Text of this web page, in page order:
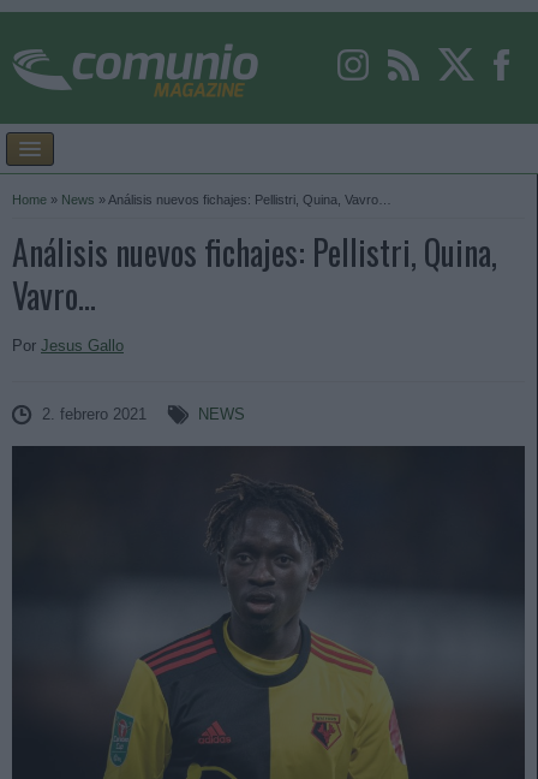
Home » News » Análisis nuevos fichajes: Pellistri, Quina, Vavro…
Análisis nuevos fichajes: Pellistri, Quina,
Vavro…
Por Jesus Gallo
2. febrero 2021 NEWS